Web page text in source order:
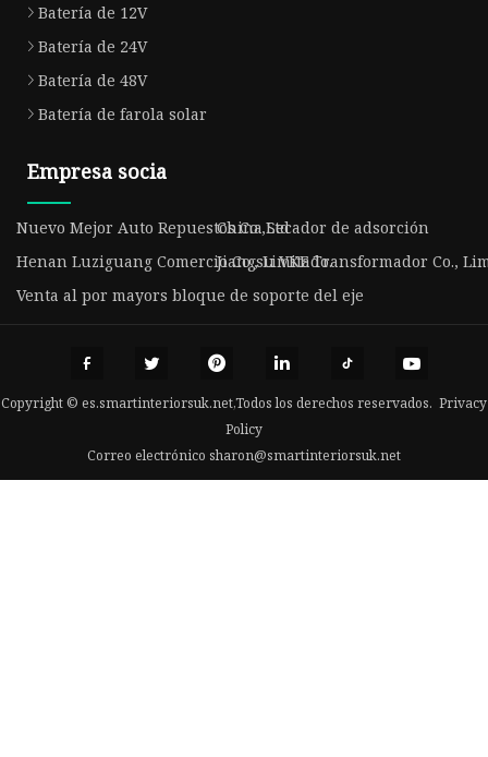
Batería de 12V
Batería de 24V
Batería de 48V
Batería de farola solar
Empresa socia
Nuevo Mejor Auto Repuestos Co.,LtdChina Secador de adsorción
Henan Luziguang Comercio Co., Limitado.Jiangsu VKE Transformador Co.,
Venta al por mayors bloque de soporte del eje
Copyright © es.smartinteriorsuk.net,Todos los derechos reservados. Privacy
Policy
Correo electrónico sharon@smartinteriorsuk.net